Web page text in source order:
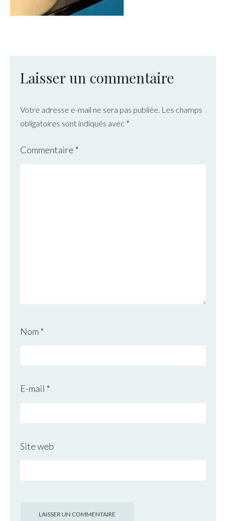
Laisser un commentaire
Votre adresse e-mail ne sera pas publiée. Les champs
obligatoires sont indiqués avec *
Commentaire *
Nom *
E-mail *
Site web